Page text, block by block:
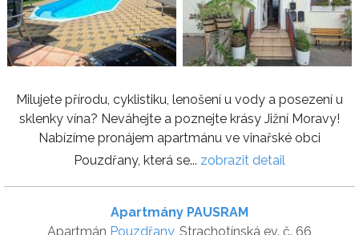
Milujete přírodu, cyklistiku, lenošení u vody a posezení u
sklenky vína? Neváhejte a poznejte krásy Jižní Moravy!
Nabízíme pronájem apartmánu ve vinařské obci
Pouzdřany, která se... zobrazit detail
Apartmány PAUSRAM
Apartmán Pouzdřany, Strachotínská ev. č. 66